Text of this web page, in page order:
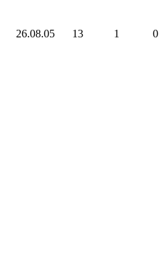
26.08.05 13 1 0